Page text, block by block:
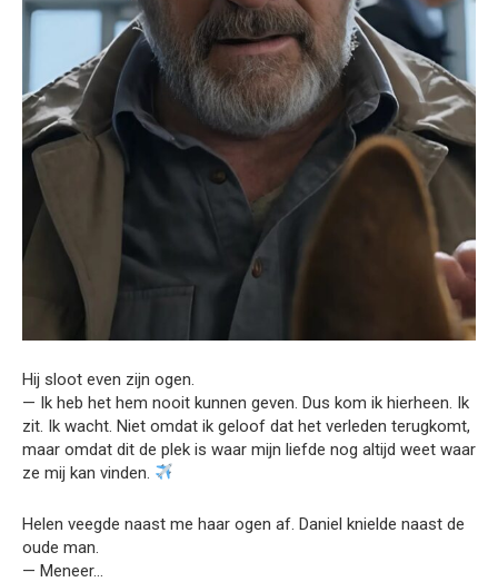
Hij sloot even zijn ogen.
— Ik heb het hem nooit kunnen geven. Dus kom ik hierheen. Ik
zit. Ik wacht. Niet omdat ik geloof dat het verleden terugkomt,
maar omdat dit de plek is waar mijn liefde nog altijd weet waar
ze mij kan vinden.
Helen veegde naast me haar ogen af. Daniel knielde naast de
oude man.
— Meneer…